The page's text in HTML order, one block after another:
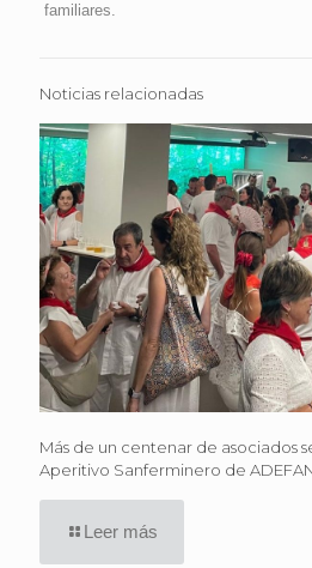
familiares.
Noticias relacionadas
Más de un centenar de asociados
Aperitivo Sanferminero de
Leer más